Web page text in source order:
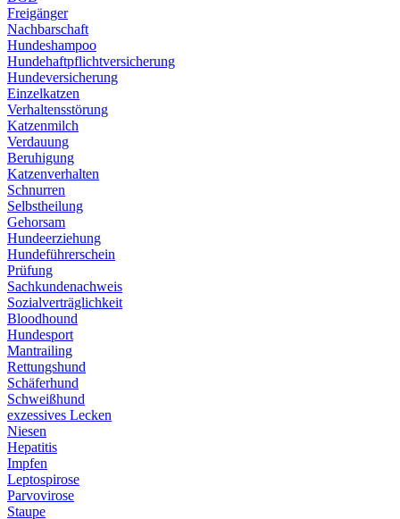
Freigänger
Nachbarschaft
Hundeshampoo
Hundehaftpflichtversicherung
Hundeversicherung
Einzelkatzen
Verhaltensstörung
Katzenmilch
Verdauung
Beruhigung
Katzenverhalten
Schnurren
Selbstheilung
Gehorsam
Hundeerziehung
Hundeführerschein
Prüfung
Sachkundenachweis
Sozialverträglichkeit
Bloodhound
Hundesport
Mantrailing
Rettungshund
Schäferhund
Schweißhund
exzessives Lecken
Niesen
Hepatitis
Impfen
Leptospirose
Parvovirose
Staupe